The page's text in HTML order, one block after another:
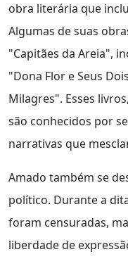
obra literária que
Algumas de suas
"Capitães da Areia",
"Dona Flor e Seus
Milagres". Esses
são conhecidos por
narrativas que
Amado também se
político. Durante a
foram censuradas,
liberdade de